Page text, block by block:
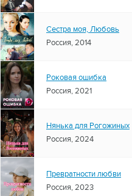
Сестра моя, Любовь
Россия, 2014
Роковая ошибка
Россия, 2021
Нянька для Рогожиных
Россия, 2024
Превратности любви
Россия, 2023